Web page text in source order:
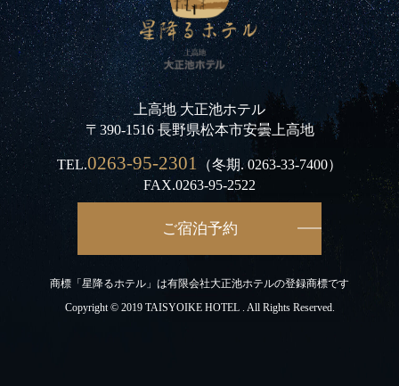
上高地 大正池ホテル
〒390-1516 長野県松本市安曇上高地
TEL.0263-95-2301 （冬期.0263-33-7400）
FAX.0263-95-2522
ご宿泊予約
商標「星降るホテル」は有限会社大正池ホテルの登録商標です
Copyright © 2019 TAISYOIKE HOTEL . All Rights Reserved.